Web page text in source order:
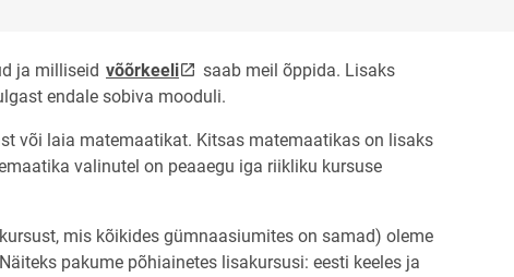
ja milliseid võõrkeelilink opens on new page
saab meil õppida. Lisaks
on new page
endale sobiva mooduli.
või laia matemaatikat. Kitsas matemaatikas on lisaks
valinutel on peaaegu iga riikliku kursuse
mis kõikides gümnaasiumites on samad) oleme
pakume põhiainetes lisakursusi: eesti keeles ja